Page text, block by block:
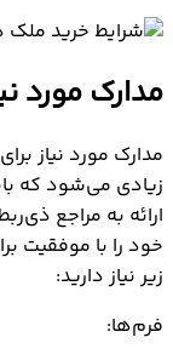
مدارک مورد
مدارک مورد نیاز
زیادی می‌شود که
ارائه به مراجع
خود را با موفقیت
زیر نیاز دارید:
فرم‌ها: